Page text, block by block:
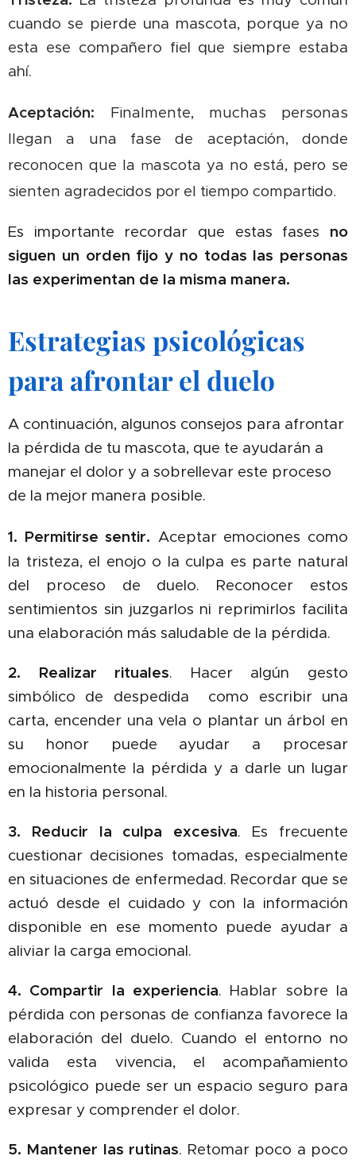
cuando se pierde una mascota, porque ya no
esta ese compañero fiel que siempre estaba
ahí.
Aceptación:
Finalmente, muchas personas
llegan a una fase de aceptación, donde
reconocen que la mascota ya no está, pero se
sienten agradecidos por el tiempo compartido.
Es importante recordar que estas fases no
siguen un orden fijo y no todas las personas
las experimentan de la misma manera.
Estrategias psicológicas
para afrontar el duelo
A continuación, algunos consejos para afrontar
la pérdida de tu mascota, que te ayudarán a
manejar el dolor y a sobrellevar este proceso
de la mejor manera posible.
1. Permitirse sentir. Aceptar emociones como
la tristeza, el enojo o la culpa es parte natural
del proceso de duelo. Reconocer estos
sentimientos sin juzgarlos ni reprimirlos facilita
una elaboración más saludable de la pérdida.
2. Realizar rituales. Hacer algún gesto
simbólico de despedida como escribir una
carta, encender una vela o plantar un árbol en
su honor
puede ayudar a procesar
emocionalmente la pérdida y a darle un lugar
en la historia personal.
3. Reducir la culpa excesiva. Es frecuente
cuestionar decisiones tomadas, especialmente
en situaciones de enfermedad. Recordar que se
actuó desde el cuidado y con la información
disponible en ese momento puede ayudar a
aliviar la carga emocional.
4. Compartir la experiencia. Hablar sobre la
pérdida con personas de confianza favorece la
elaboración del duelo. Cuando el entorno no
valida esta vivencia, el acompañamiento
psicológico puede ser un espacio seguro para
expresar y comprender el dolor.
5. Mantener las rutinas. Retomar poco a poco